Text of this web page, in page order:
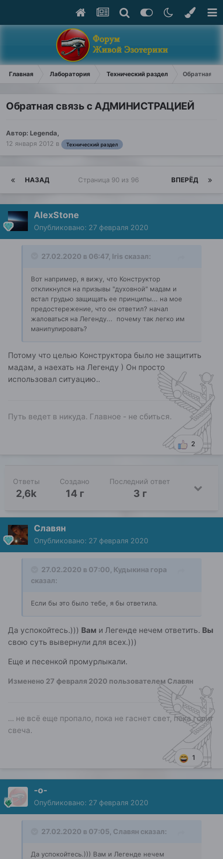
Главная Лаборатория Технический раздел Обратная
Обратная связь с АДМИНИСТРАЦИЕЙ
Автор: Legenda,
12 января 2012 в Технический раздел
НАЗАД ВПЕРЁД
Страница 90 из 96
AlexStone
Опубликовано: 27 февраля 2020
27.02.2020 в 06:47, Iris сказал:
Вот например, я вижу, что Конструктор
откликнулся на призывы "духовной" мадам и
встал грудью защищать ее принципы... на мое
предостережение, что он ответил? начал
жаловаться на Легенду... почему так легко им
манипулировать?
Потому что целью Конструктора было не защитить
мадам, а наехать на Легенду ) Он просто
использовал ситуацию..
2
Путь ведет в никуда. Главное - не сбиться.
Ответы
2,6k
Создано
14 г
Последний ответ
3 г
Славян
Опубликовано: 27 февраля 2020
27.02.2020 в 07:00, Кудыкина гора
сказал:
Если бы это было тебе, я бы ответила.
Да успокойтесь.))) Вам и Легенде нечем ответить. Вы
свою суть вывернули для всех.)))
Еще и песенкой промурлыкали.
Изменено 27 февраля 2020 пользователем Славян
1
... не всё еще пропало, пока не гаснет свет, пока горит
свеча.
-о-
Опубликовано: 27 февраля 2020
27.02.2020 в 07:05, Славян сказал:
Да успокойтесь.))) Вам и Легенде нечем